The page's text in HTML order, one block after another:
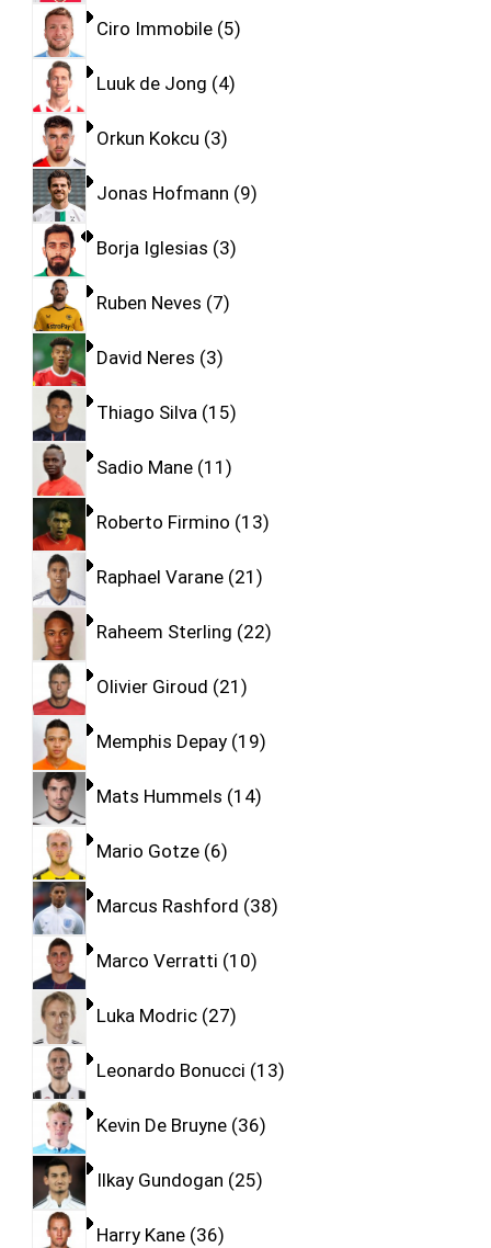
Ciro Immobile 5
Luuk de Jong 4
Orkun Kokcu 3
Jonas Hofmann 9
Borja Iglesias 3
Ruben Neves 7
David Neres 3
Thiago Silva 15
Sadio Mane 11
Roberto Firmino 13
Raphael Varane 21
Raheem Sterling 22
Olivier Giroud 21
Memphis Depay 19
Mats Hummels 14
Mario Gotze 6
Marcus Rashford 38
Marco Verratti 10
Luka Modric 27
Leonardo Bonucci 13
Kevin De Bruyne 36
Ilkay Gundogan 25
Harry Kane 36